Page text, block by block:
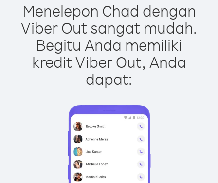
Menelepon Chad dengan
Viber Out sangat mudah.
Begitu Anda memiliki
kredit Viber Out, Anda
dapat: